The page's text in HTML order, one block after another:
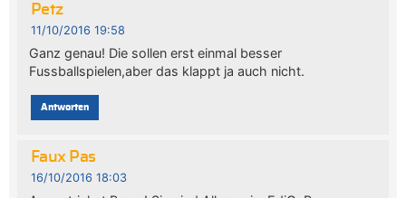
Petz
11/10/2016 19:58
Ganz genau! Die sollen erst einmal besser
Fussballspielen,aber das klappt ja auch nicht.
Antworten
Faux Pas
16/10/2016 18:03